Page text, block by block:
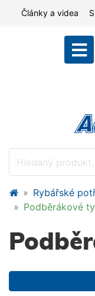
Články a videa
Rybářské
Podběrákové